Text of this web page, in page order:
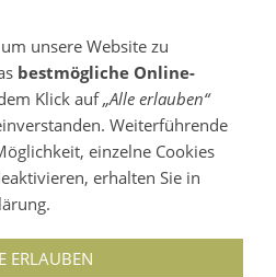
225525
OT NEUENDORF /
5
unsere Website zu
bestmögliche Online-
Klick auf„Alle erlauben“
Weiterführende
einzelne Cookies
erhalten Sie in
ERLAUBEN